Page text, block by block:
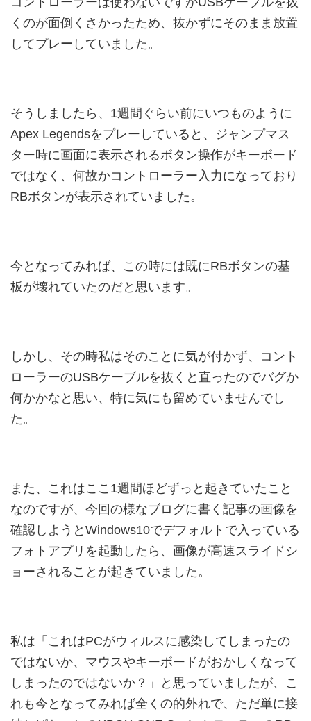
くのが面倒くさかったため、抜かずにそのまま放置
してプレーしていました。
そうしましたら、1週間ぐらい前にいつものように
Apex Legendsをプレーしていると、ジャンプマス
ター時に画面に表示されるボタン操作がキーボード
ではなく、何故かコントローラー入力になっており
RBボタンが表示されていました。
今となってみれば、この時には既にRBボタンの基
板が壊れていたのだと思います。
しかし、その時私はそのことに気が付かず、コント
ローラーのUSBケーブルを抜くと直ったのでバグか
何かかなと思い、特に気にも留めていませんでし
た。
また、これはここ1週間ほどずっと起きていたこと
なのですが、今回の様なブログに書く記事の画像を
確認しようとWindows10でデフォルトで入っている
フォトアプリを起動したら、画像が高速スライドシ
ョーされることが起きていました。
私は「これはPCがウィルスに感染してしまったの
ではないか、マウスやキーボードがおかしくなって
しまったのではないか？」と思っていましたが、こ
れも今となってみれば全くの的外れで、ただ単に接